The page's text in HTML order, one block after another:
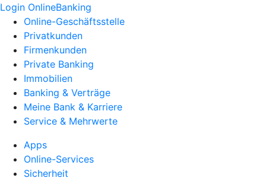
Login OnlineBanking
Online-Geschäftsstelle
Privatkunden
Firmenkunden
Private Banking
Immobilien
Banking & Verträge
Meine Bank & Karriere
Service & Mehrwerte
Apps
Online-Services
Sicherheit